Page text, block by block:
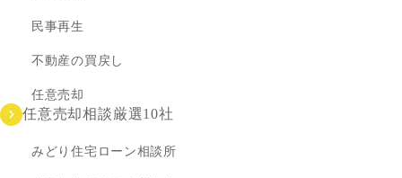
民事再生
不動産の買戻し
任意売却
任意売却相談厳選10社
みどり住宅ローン相談所